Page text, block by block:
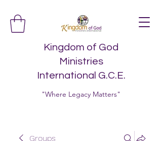
Kingdom of God
Ministries
International G.C.E.
"Where Legacy Matters"
Groups